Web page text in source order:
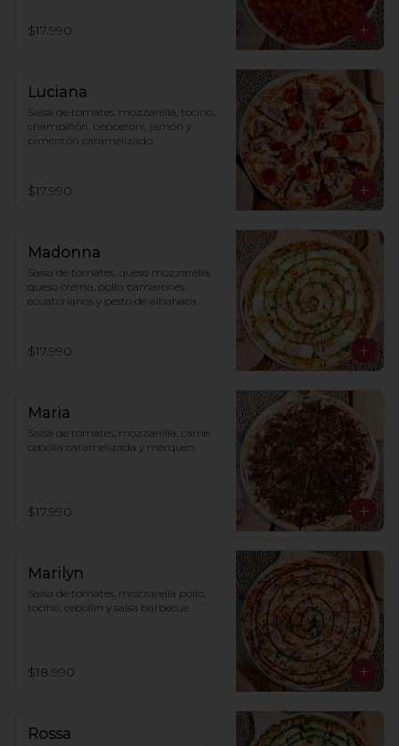
$17.990
Luciana
Salsa de tomates, mozzarella, tocino,
champiñón, pepperoni, jamón y
pimentón caramelizado.
$17.990
Madonna
Salsa de tomates, queso mozzarella,
queso crema, pollo, camarones
ecuatorianos y pesto de albahaca.
$17.990
Maria
Salsa de tomates, mozzarella, carne,
cebolla caramelizada y merquén.
$17.990
Marilyn
Salsa de tomates, mozzarella pollo,
tocino, cebollín y salsa barbecue
$18.990
Rossa